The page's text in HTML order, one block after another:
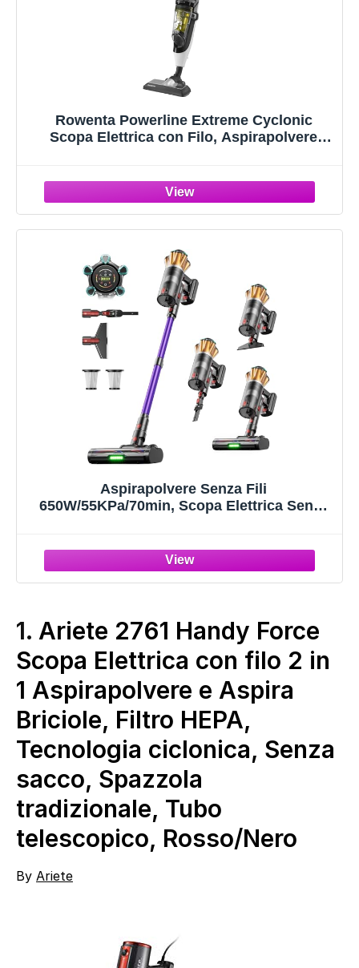
Rowenta Powerline Extreme Cyclonic
Scopa Elettrica con Filo, Aspirapolvere
Potenza 750 W, Capacità 0.9 L, 77 dB(A),
RH8147
Aspirapolvere Senza Fili
650W/55KPa/70min, Scopa Elettrica Senza
Parete, Adatto Per Animali / Pavimenti /
Auto
1. Ariete 2761 Handy Force
Scopa Elettrica con filo 2 in
1 Aspirapolvere e Aspira
Briciole, Filtro HEPA,
Tecnologia ciclonica, Senza
sacco, Spazzola
tradizionale, Tubo
telescopico, Rosso/Nero
By Ariete